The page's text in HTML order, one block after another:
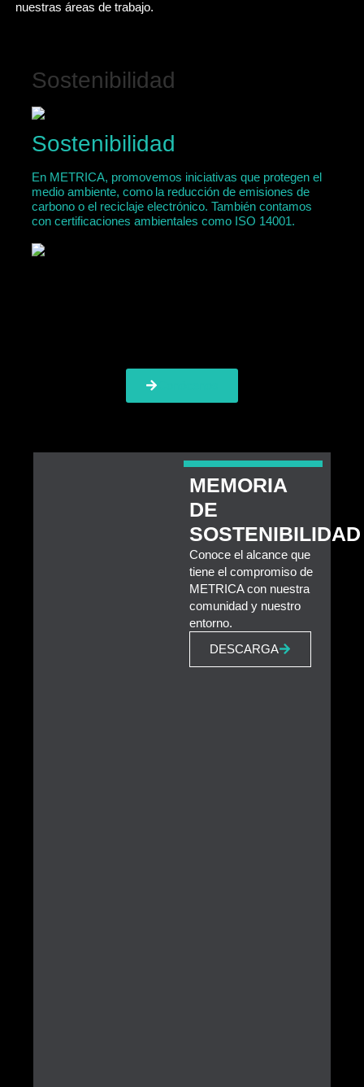
nuestras áreas de trabajo.
Sostenibilidad
Sostenibilidad
En METRICA, promovemos iniciativas que protegen el
medio ambiente, como la reducción de emisiones de
carbono o el reciclaje electrónico. También contamos
con certificaciones ambientales como ISO 14001.
MEMORIA
DE
SOSTENIBILIDAD
Conoce el alcance que
tiene el compromiso de
METRICA con nuestra
comunidad y nuestro
entorno.
DESCARGA